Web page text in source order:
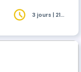
et
et
3 jours | 21